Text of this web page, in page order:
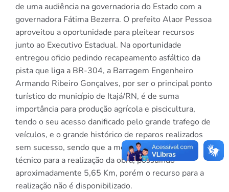
de uma audiência na governadoria do Estado com a
governadora Fátima Bezerra. O prefeito Alaor Pessoa
aproveitou a oportunidade para pleitear recursos
junto ao Executivo Estadual. Na oportunidade
entregou oficio pedindo recapeamento asfáltico da
pista que liga a BR-304, a Barragem Engenheiro
Armando Ribeiro Gonçalves, por ser o principal ponto
turístico do município de Itajá/RN, é de suma
importância para produção agrícola e piscicultura,
tendo o seu acesso danificado pelo grande trafego de
veículos, e o grande histórico de reparos realizados
sem sucesso, sendo que a mesma possui projeto
técnico para a realização da obra, possuindo
aproximadamente 5,65 Km, porém o recurso para a
realização não é disponibilizado.